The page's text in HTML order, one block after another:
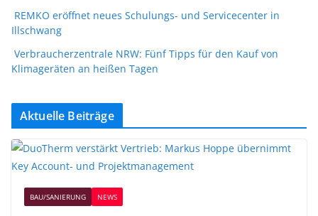
REMKO eröffnet neues Schulungs- und Servicecenter in
Illschwang
Verbraucherzentrale NRW: Fünf Tipps für den Kauf von
Klimageräten an heißen Tagen
Aktuelle Beiträge
BAU/SANIERUNG NEWS